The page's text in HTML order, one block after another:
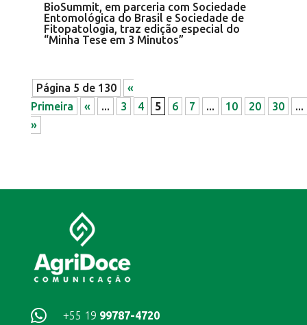
BioSummit, em parceria com Sociedade
Entomológica do Brasil e Sociedade de
Fitopatologia, traz edição especial do
“Minha Tese em 3 Minutos”
Página 5 de 130
«
Primeira
« ... 3 4 5 6 7 ... 10 20 30
...
»
 +55 19 99787-4720